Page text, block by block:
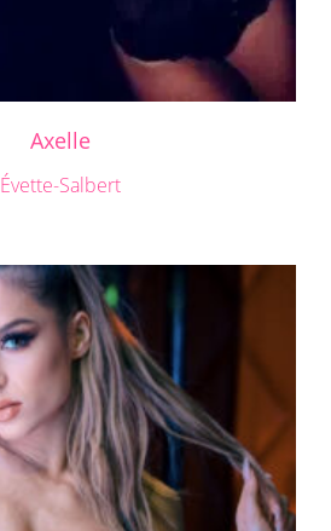
Axelle
Évette-Salbert